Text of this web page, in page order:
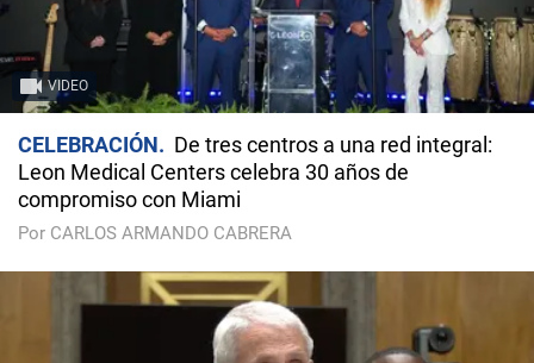
VIDEO
CELEBRACIÓN
De tres centros a una red integral:
Leon Medical Centers celebra 30 años de
compromiso con Miami
Por CARLOS ARMANDO CABRERA